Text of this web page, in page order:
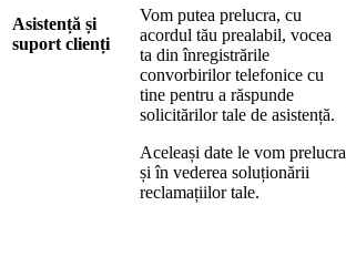
Asistență și
suport clienți
Vom putea prelucra, cu
acordul tău prealabil, vocea
ta din înregistrările
convorbirilor telefonice cu
tine pentru a răspunde
solicitărilor tale de asistență.
Aceleași date le vom prelucra
și în vederea soluționării
reclamațiilor tale.